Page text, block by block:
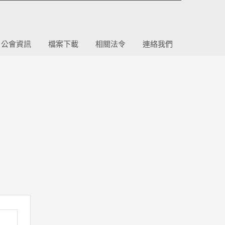
公會資訊 檔案下載 相關法令 連絡我們